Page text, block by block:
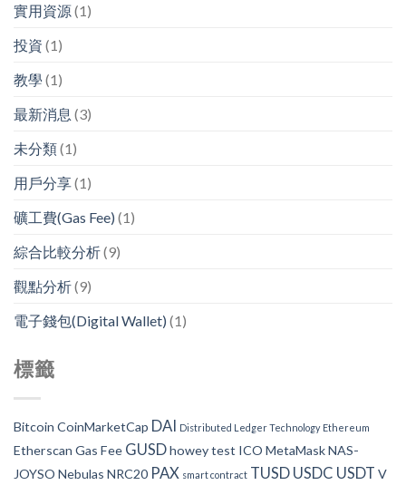
實用資源(1)
投資 (1)
教學 (1)
最新消息 (3)
未分類(1)
用戶分享(1)
礦工費(Gas Fee) (1)
綜合比較分析(9)
觀點分析(9)
電子錢包(Digital Wallet) (1)
標籤
Bitcoin CoinMarketCap DAI Distributed Ledger Technology Ethereum
Etherscan Gas Fee GUSDhowey test ICO MetaMaskNAS-
JOYSO Nebulas NRC20 PAX smart contract TUSD USDC USDT V